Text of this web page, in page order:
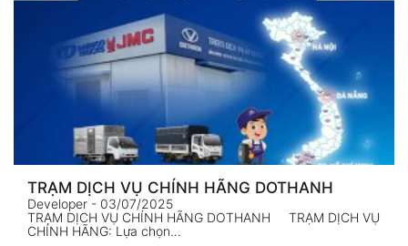
TRẠM DỊCH VỤ CHÍNH HÃNG DOTHANH
Developer - 03/07/2025
TRẠM DỊCH VỤ CHÍNH HÃNG DOTHANH TRẠM DỊCH VỤ
CHÍNH HÃNG: Lựa chọn…